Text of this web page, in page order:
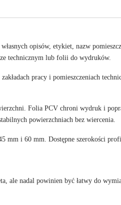
opisów, etykiet, nazw
technicznym lub folii do wydruków.
pracy i pomieszczeniach
Folia PCV chroni wydruk i
powierzchniach bez wiercenia.
mm i 60 mm. Dostępne szerokości
nadal powinien być łatwy do